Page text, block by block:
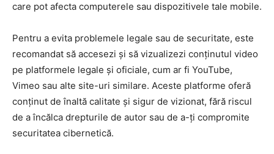
care pot afecta computerele sau dispozitivele tale mobile.
Pentru a evita problemele legale sau de securitate, este
recomandat să accesezi și să vizualizezi conținutul video
pe platformele legale și oficiale, cum ar fi YouTube,
Vimeo sau alte site-uri similare. Aceste platforme oferă
conținut de înaltă calitate și sigur de vizionat, fără riscul
de a încălca drepturile de autor sau de a-ți compromite
securitatea cibernetică.